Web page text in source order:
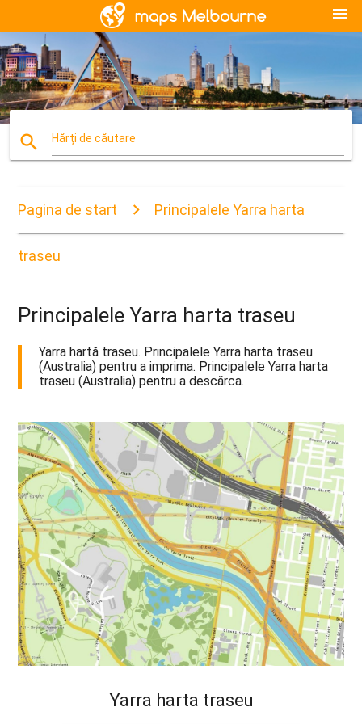
menu
search Hărți de căutare
Pagina de start Principalele Yarra harta
traseu
Principalele Yarra harta traseu
Yarra hartă traseu. Principalele Yarra harta traseu
(Australia) pentru a imprima. Principalele Yarra harta
traseu (Australia) pentru a descărca.
Yarra harta traseu